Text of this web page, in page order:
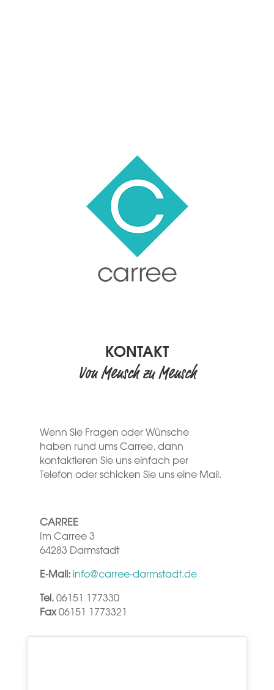
KONTAKT
Von Mensch zu Mensch
Wenn Sie Fragen oder Wünsche
haben rund ums Carree, dann
kontaktieren Sie uns einfach per
Telefon oder schicken Sie uns eine Mail.
CARREE
Im Carree 3
64283 Darmstadt
E-Mail: info@carree-darmstadt.de
Tel.06151 177330
Fax06151 1773321